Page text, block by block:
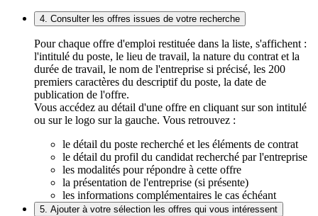
4. Consulter les offres issues de votre recherche
Pour chaque offre d'emploi restituée dans la liste, s'affichent :
l'intitulé du poste, le lieu de travail, la nature du contrat et la
durée de travail, le nom de l'entreprise si précisé, les 200
premiers caractères du descriptif du poste, la date de
publication de l'offre.
Vous accédez au détail d'une offre en cliquant sur son intitulé
ou sur le logo sur la gauche. Vous retrouvez :
le détail du poste recherché et les éléments de contrat
le détail du profil du candidat recherché par l'entreprise
les modalités pour répondre à cette offre
la présentation de l'entreprise (si présente)
les informations complémentaires le cas échéant
5. Ajouter à votre sélection les offres qui vous intéressent